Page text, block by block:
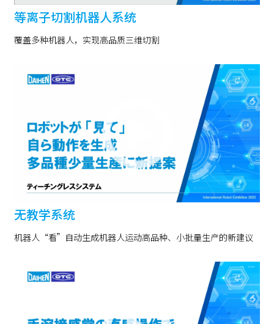
等离子切割机器人系统
覆盖多种机器人，实现高品质三维切割
无教学系统
机器人“看”自动生成机器人运动高品种、小批量生产的新建议